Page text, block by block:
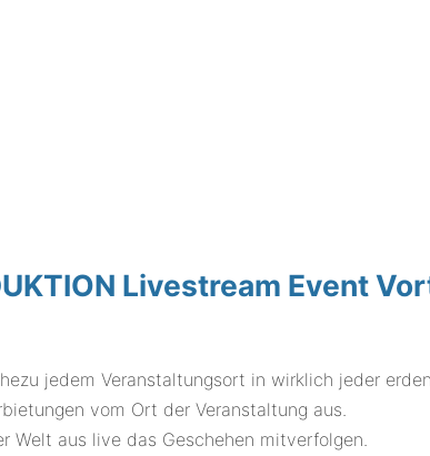
Livestream Event
jedem Veranstaltungsort in wirklich jeder
vom Ort der Veranstaltung aus.
Welt aus live das Geschehen mitverfolgen.